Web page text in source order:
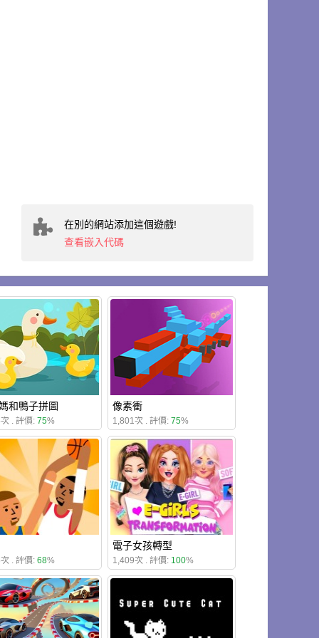
在別的網站添加這個遊戲!
查看嵌入代碼
和鴨子拼圖
. 評價: 75%
像素衝
1,801次 . 評價: 75%
. 評價: 68%
電子女孩轉型
1,409次 . 評價: 100%